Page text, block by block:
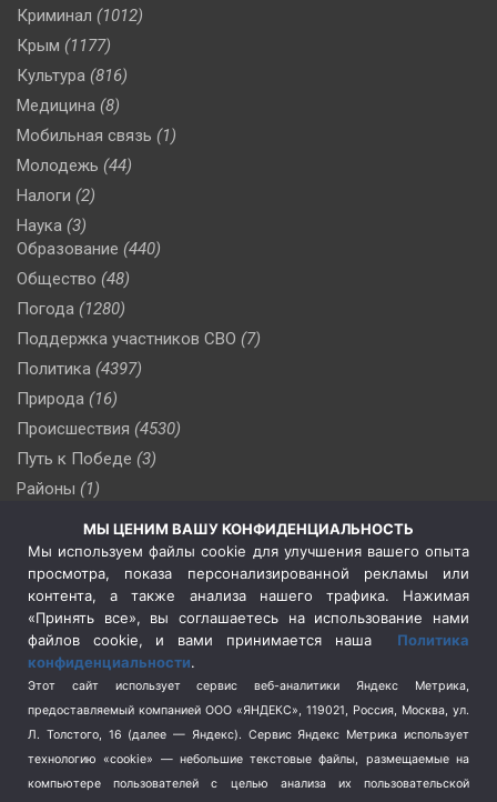
Криминал (1012)
Крым (1177)
Культура (816)
Медицина (8)
Мобильная связь (1)
Молодежь (44)
Налоги (2)
Наука (3)
Образование (440)
Общество (48)
Погода (1280)
Поддержка участников СВО (7)
Политика (4397)
Природа (16)
Происшествия (4530)
Путь к Победе (3)
Районы (1)
(510)
Сельское хозяйство (3)
Социальная политика
(3)
Спецоперация в Украине
Спецоперация на Украине
(404)
Спорт (740)
Терроризм (1)
Транспорт (262)
Туризм (178)
МЫ ЦЕНИМ ВАШУ КОНФИДЕНЦИАЛЬНОСТЬ
Мы используем файлы cookie для улучшения вашего опыта
просмотра, показа персонализированной рекламы или
контента, а также анализа нашего трафика. Нажимая
«Принять все», вы соглашаетесь на использование нами
файлов cookie, и вами принимается наша Политика
конфиденциальности.
Этот сайт использует сервис веб-аналитики Яндекс Метрика,
предоставляемый компанией ООО «ЯНДЕКС», 119021, Россия, Москва, ул.
Л. Толстого, 16 (далее — Яндекс). Сервис Яндекс Метрика использует
технологию «cookie» — небольшие текстовые файлы, размещаемые на
компьютере пользователей с целью анализа их пользовательской